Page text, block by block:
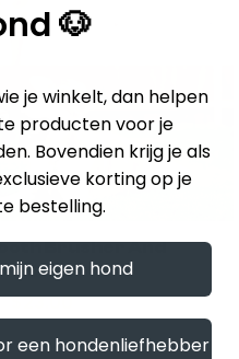
Brusher And
Toy
$23.00
🐶
je winkelt, dan helpen
producten voor je
Bovendien krijg je als
korting op je
bestelling.
eigen hond
een hondenliefhebber